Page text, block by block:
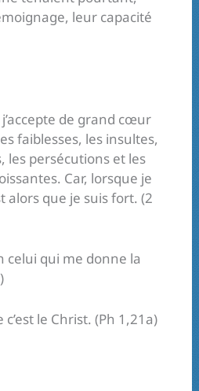
leur capacité
j’accepte de grand cœur
faiblesses, les insultes,
les persécutions et les
Car, lorsque je
alors que je suis fort. (2
celui qui me donne la
le Christ. (Ph 1,21a)